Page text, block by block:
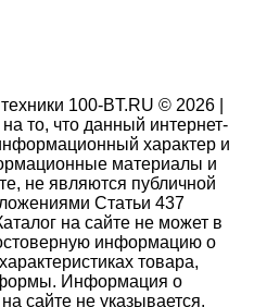
100-BT.RU © 2026 |
то, что данный интернет-
характер и
материалы и
не являются публичной
Статьи 437
на сайте не может в
информацию о
товара,
Информация о
сайте не указывается.